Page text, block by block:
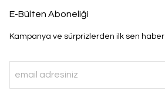
E-Bülten Aboneliği
Kampanya ve sürprizlerden ilk sen